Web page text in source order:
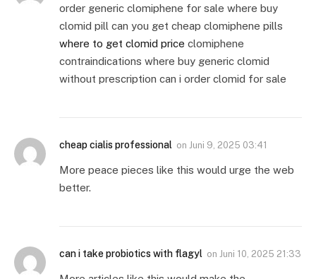
order generic clomiphene for sale where buy
clomid pill can you get cheap clomiphene pills
where to get clomid price clomiphene
contraindications where buy generic clomid
without prescription can i order clomid for sale
cheap cialis professional on Juni 9, 2025 03:41
More peace pieces like this would urge the web
better.
can i take probiotics with flagyl on Juni 10, 2025 21:33